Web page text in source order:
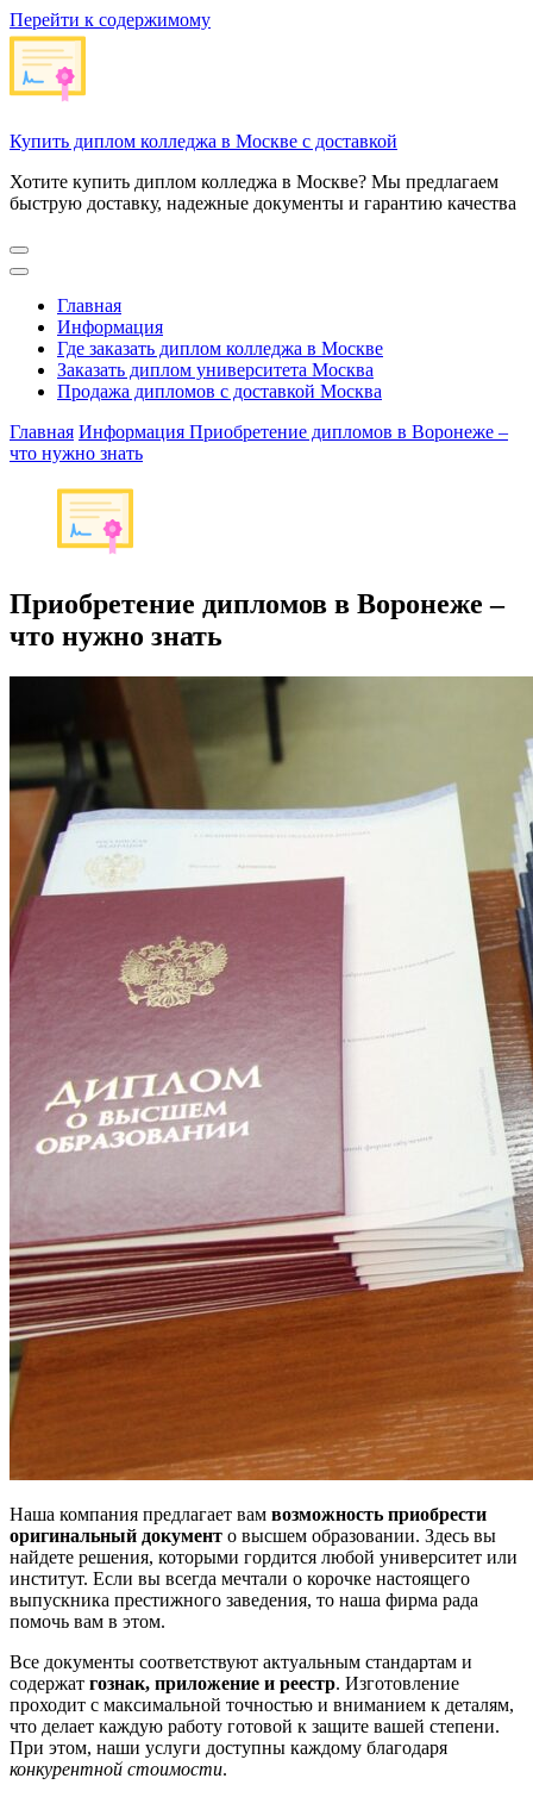
Перейти к содержимому
Купить диплом колледжа в Москве с доставкой
Хотите купить диплом колледжа в Москве? Мы предлагаем
быструю доставку, надежные документы и гарантию качества
Главная
Информация
Где заказать диплом колледжа в Москве
Заказать диплом университета Москва
Продажа дипломов с доставкой Москва
Главная Информация Приобретение дипломов в Воронеже –
что нужно знать
Приобретение дипломов в Воронеже –
что нужно знать
Наша компания предлагает вам возможность приобрести
оригинальный документ о высшем образовании. Здесь вы
найдете решения, которыми гордится любой университет или
институт. Если вы всегда мечтали о корочке настоящего
выпускника престижного заведения, то наша фирма рада
помочь вам в этом.
Все документы соответствуют актуальным стандартам и
содержат гознак, приложение и реестр. Изготовление
проходит с максимальной точностью и вниманием к деталям,
что делает каждую работу готовой к защите вашей степени.
При этом, наши услуги доступны каждому благодаря
конкурентной стоимости.